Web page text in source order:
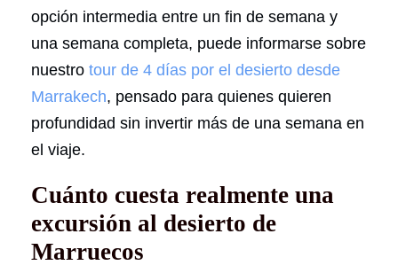
opción intermedia entre un fin de semana y
una semana completa, puede informarse sobre
nuestro tour de 4 días por el desierto desde
Marrakech, pensado para quienes quieren
profundidad sin invertir más de una semana en
el viaje.
Cuánto cuesta realmente una
excursión al desierto de
Marruecos